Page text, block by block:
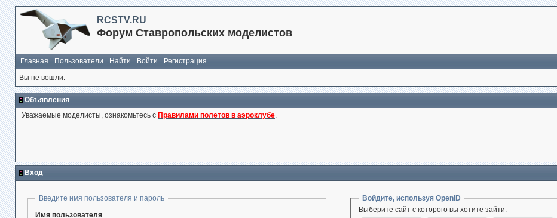
RCSTV.RU
Форум Ставропольских моделистов
Главная Пользователи Найти Войти
Регистрация
Вы не вошли.
Объявления
Уважаемые моделисты, ознакомьтесь с Правилами полетов в аэроклубе.
Вход
Введите имя пользователя и пароль
Имя пользователя
Войдите, используя OpenID
Выберите сайт с которого вы хотите зайти: